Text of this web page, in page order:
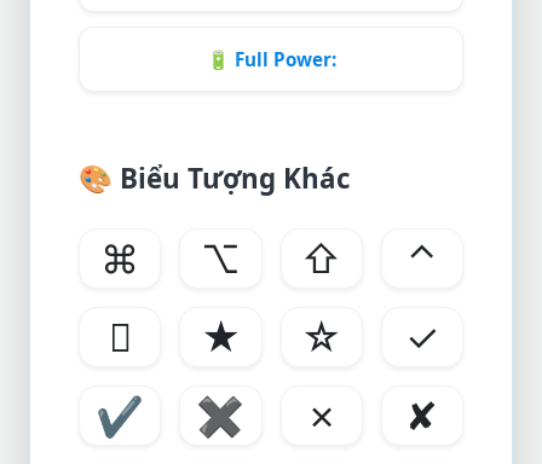
🔋 Full Power:
🎨 Biểu Tượng Khác
⌘ ⌥ ⇧
⌃

★ ☆
✓
✔
✖ ✗
✘